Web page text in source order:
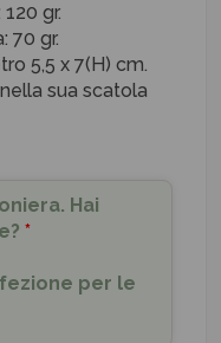
gr.
70 gr.
5,5 x 7(H) cm.
sua scatola
Hai
*
per le